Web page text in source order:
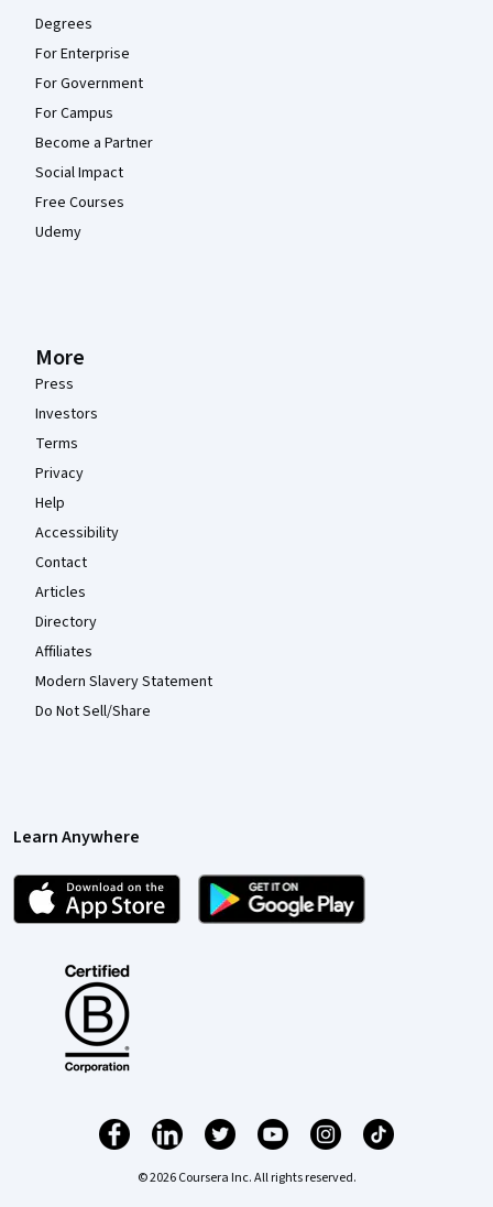
Degrees
For Enterprise
For Government
For Campus
Become a Partner
Social Impact
Free Courses
Udemy
More
Press
Investors
Terms
Privacy
Help
Accessibility
Contact
Articles
Directory
Affiliates
Modern Slavery Statement
Do Not Sell/Share
Learn Anywhere
© 2026 Coursera Inc. All rights reserved.